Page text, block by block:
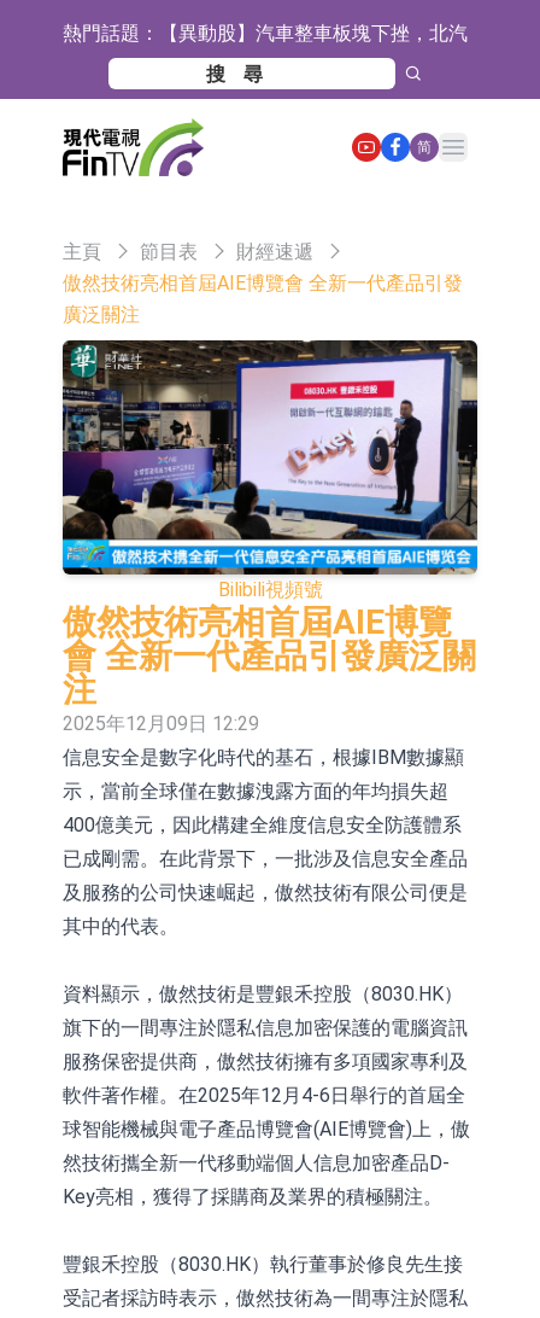
熱門話題： 【異動股】汽車整車板塊下挫，北汽
藍谷(600733.CN)跌6.38%
【異動股】港股漲幅榜前十，生物係
統工程股權(02902.HK)漲+231.25%，
中國智能健康(00348.HK)漲+133.33%
【異動股】鎢板塊拉升，中鎢高新
(000657.CN)漲7.24%
【異動股】昨日打二板以上表現板塊
19.97%
車内飾(06162.HK)跌18.00%，德信服
【異動股】港股漲幅榜前十，中國智
黃金(01939.HK)漲+40.54%
展海外市場
香港交易所：委任何洸毅為董事總經
理及集團戰略主管
【異動股】港股跌幅榜前十，誼和股
份(01703.HK)跌80.71%，天瑞汽車内
飾(06162.HK)跌62.50%
【異動股】港股漲幅榜前十，辰興發
展(02286.HK)漲+263.21%，德合集團
(00368.HK)漲+163.89%
格林美：目前公司印尼青美邦園區的
鎳資源項目穩定運行
中瓷電子：生產經營正常 公司及子公
司目前訂單飽滿
格林美：正在積極推進MLCC用納米
級鎳粉的技術研發與產業化準備工作
寶明科技：HVLP4/5銅箔主要技術指
標已完成廠內驗證 正布局向下遊客戶
送樣
ST豆神：成立全資公司北京豆神智算
及香港豆神智算 正積極開拓相關業務
卓悅控股(00653.HK)跌44% 建議股份
30合1 與雲累大吉啟動戰略合作
日韓股市雙雙收漲
【異動股】保健品板塊下挫，ST交昂
(600530.CN)跌10.02%
日韓股市收盤雙雙下挫
度調價的模式
简
Open main menu
主頁 節目表
財經速遞
傲然技術亮相首屆AIE博覽會 全新一代產品引發
廣泛關注
Bilibili視頻號
傲然技術亮相首屆AIE博覽
會 全新一代產品引發廣泛關
注
2025年12月09日 12:29
信息安全是數字化時代的基石，根據IBM數據顯
示，當前全球僅在數據洩露方面的年均損失超
400億美元，因此構建全維度信息安全防護體系
已成剛需。在此背景下，一批涉及信息安全產品
及服務的公司快速崛起，傲然技術有限公司便是
其中的代表。
資料顯示，傲然技術是豐銀禾控股（8030.HK）
旗下的一間專注於隱私信息加密保護的電腦資訊
服務保密提供商，傲然技術擁有多項國家專利及
軟件著作權。在2025年12月4-6日舉行的首屆全
球智能機械與電子產品博覽會(AIE博覽會)上，傲
然技術攜全新一代移動端個人信息加密產品D-
Key亮相，獲得了採購商及業界的積極關注。
豐銀禾控股（8030.HK）執行董事於修良先生接
受記者採訪時表示，傲然技術為一間專注於隱私